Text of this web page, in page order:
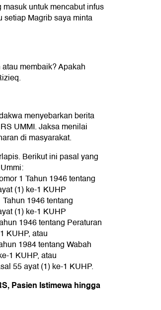
untuk mencabut infus
setiap Magrib saya minta
membaik? Apakah
menyebarkan berita
UMMI. Jaksa menilai
di masyarakat.
Berikut ini pasal yang
1 Tahun 1946 tentang
(1) ke-1 KUHP
1946 tentang
(1) ke-1 KUHP
1946 tentang Peraturan
KUHP, atau
1984 tentang Wabah
1 KUHP, atau
55 ayat (1) ke-1 KUHP.
Pasien Istimewa hingga